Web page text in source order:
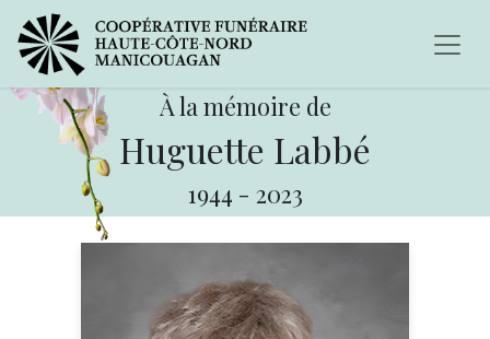
À la mémoire de
Huguette Labbé
1944 - 2023